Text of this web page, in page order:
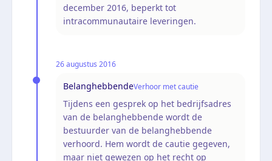
december 2016, beperkt tot
intracommunautaire leveringen.
26 augustus 2016
BelanghebbendeVerhoor met cautie
Tijdens een gesprek op het bedrijfsadres
van de belanghebbende wordt de
bestuurder van de belanghebbende
verhoord. Hem wordt de cautie gegeven,
maar niet gewezen op het recht op